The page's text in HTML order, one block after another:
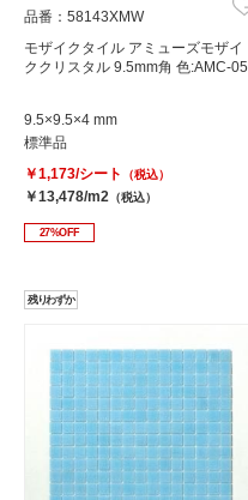
品番：58143XMW
モザイクタイル アミューズモザイ
ククリスタル 9.5mm角 色:AMC-05
9.5×9.5×4 mm
標準品
￥1,173/シート
（税込）
￥13,478/m2 （税込）
27%OFF
残りわずか